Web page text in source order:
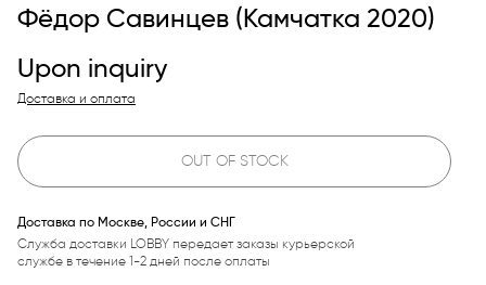
Фёдор Савинцев (Камчатка 2020)
Upon inquiry
Доставка и оплата
OUT OF STOCK
Доставка по Москве, России и СНГ
Служба доставки LOBBY передает заказы курьерской
службе в течение 1-2 дней после оплаты